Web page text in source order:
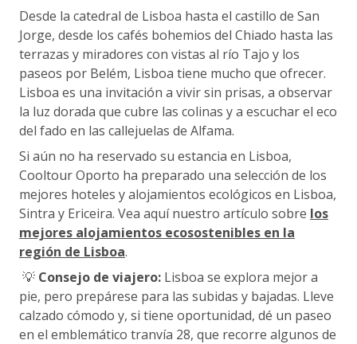
Desde la catedral de Lisboa hasta el castillo de San
Jorge, desde los cafés bohemios del Chiado hasta las
terrazas y miradores con vistas al río Tajo y los
paseos por Belém, Lisboa tiene mucho que ofrecer.
Lisboa es una invitación a vivir sin prisas, a observar
la luz dorada que cubre las colinas y a escuchar el eco
del fado en las callejuelas de Alfama.
Si aún no ha reservado su estancia en Lisboa,
Cooltour Oporto ha preparado una selección de los
mejores hoteles y alojamientos ecológicos en Lisboa,
Sintra y Ericeira. Vea aquí nuestro artículo sobre los
mejores alojamientos ecosostenibles en la
región de Lisboa.
💡 Consejo de viajero: Lisboa se explora mejor a
pie, pero prepárese para las subidas y bajadas. Lleve
calzado cómodo y, si tiene oportunidad, dé un paseo
en el emblemático tranvía 28, que recorre algunos de